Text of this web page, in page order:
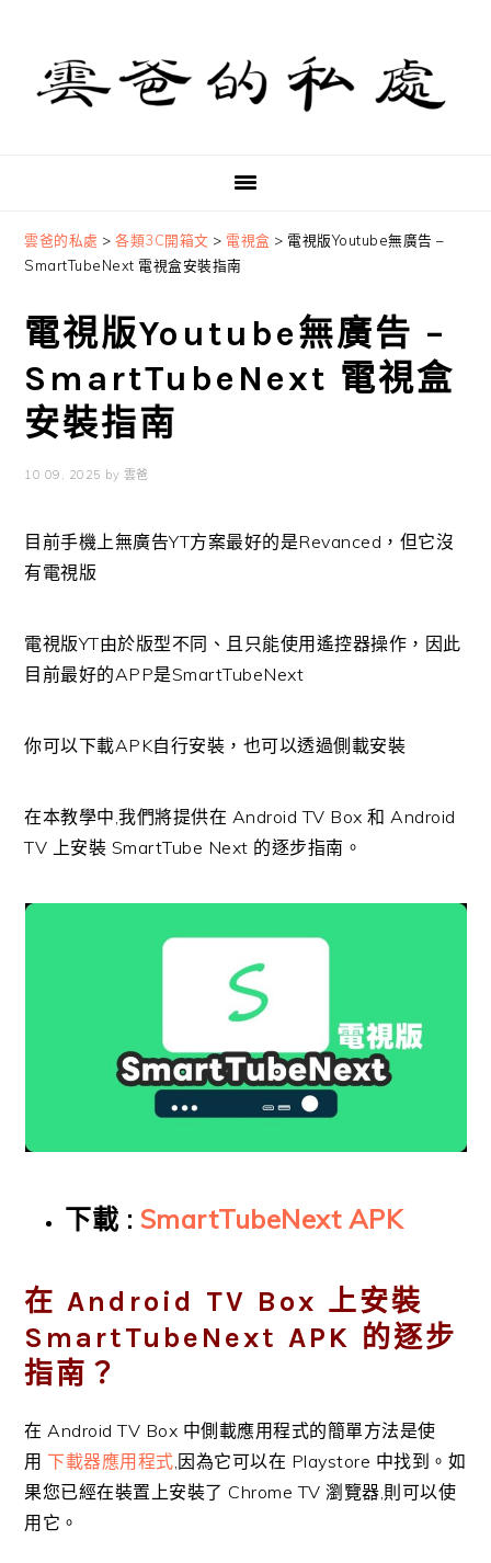
primary
navigation
content
primary
sidebar
雲爸的私處 >各類3C開箱文 > 電視盒 > 電視版Youtube無廣告 –
SmartTubeNext 電視盒安裝指南
電視版Youtube無廣告 –
SmartTubeNext 電視盒
安裝指南
10 09, 2025 by 雲爸
目前手機上無廣告YT方案最好的是Revanced，但它沒
有電視版
電視版YT由於版型不同、且只能使用遙控器操作，因此
目前最好的APP是SmartTubeNext
你可以下載APK自行安裝，也可以透過側載安裝
在本教學中,我們將提供在 Android TV Box 和 Android
TV 上安裝 SmartTube Next 的逐步指南。
下載 : SmartTubeNext APK
在 Android TV Box 上安裝
SmartTubeNext APK 的逐步
指南？
在 Android TV Box 中側載應用程式的簡單方法是使
用 下載器應用程式,因為它可以在 Playstore 中找到。如
果您已經在裝置上安裝了 Chrome TV 瀏覽器,則可以使
用它。